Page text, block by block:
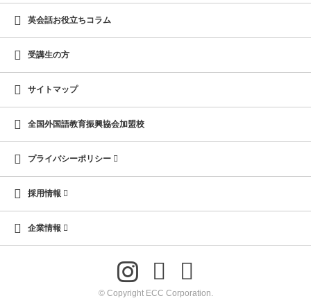
英会話お役立ちコラム
受講生の方
サイトマップ
全国外国語教育振興協会加盟校
プライバシーポリシー
採用情報
企業情報
© Copyright ECC Corporation.